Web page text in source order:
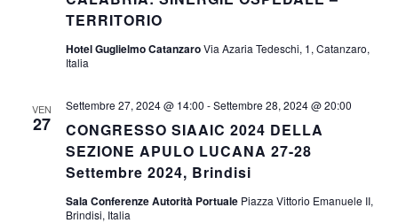
TERRITORIO
Hotel Guglielmo CatanzaroVia Azaria Tedeschi, 1, Catanzaro,
Italia
VEN
27
CONGRESSO SIAAIC 2024 DELLA
SEZIONE APULO LUCANA 27-28
Settembre 2024, Brindisi
Settembre 27, 2024 @ 14:00 -Settembre 28, 2024 @ 20:00
Sala Conferenze Autorità Portuale Piazza Vittorio Emanuele II,
Brindisi, Italia